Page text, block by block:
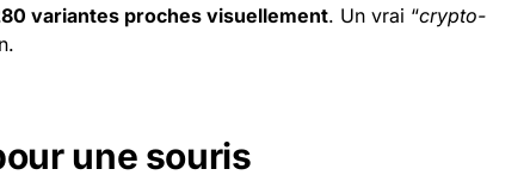
variantes proches visuellement. Un vrai “crypto-
une souris